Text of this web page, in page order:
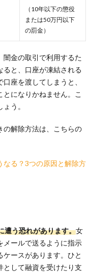
（10年以下の懲役
または50万円以下
の罰金）
闇金の取引で利用するた
ると、口座が凍結される
座を渡してしまうと、
になりかねません。こ
う。
の解除方法は、こちらの
なる？3つの原因と解除方
遭う恐れがあります。女
メールで送るように指示
ースがあります。ひと
として融資を受けたり支